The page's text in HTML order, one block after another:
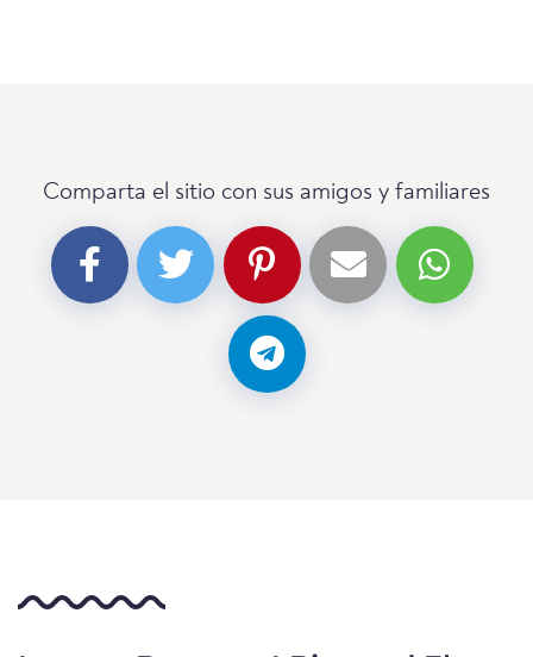
Comparta el sitio con sus amigos y familiares